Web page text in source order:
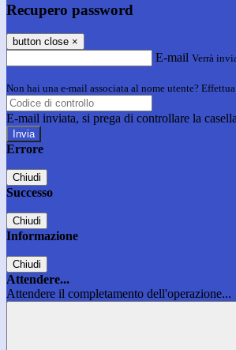
Recupero password
button close ×
E-mail Verrà
Non hai una e-mail associata al nome utente?
E-mail inviata, si prega di controllare la
Errore
Chiudi
Successo
Chiudi
Informazione
Chiudi
Attendere...
Attendere il completamento dell'operazione...